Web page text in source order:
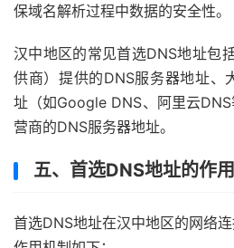
保域名解析过程中数据的安全性。
汉中地区的常见首选DNS地址包
供商）提供的DNS服务器地址、
址（如Google DNS、阿里云
营商的DNS服务器地址。
五、首选DNS地址的作
首选DNS地址在汉中地区的网络